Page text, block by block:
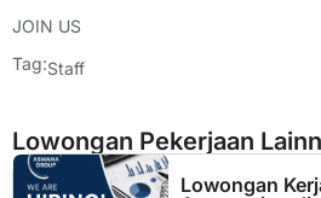
JOIN US
Tag:Staff
Lowongan Pekerjaan
Lowongan